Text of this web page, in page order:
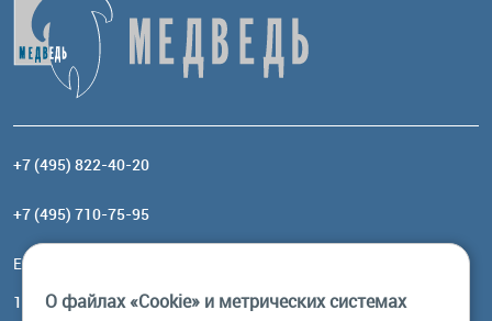
+7 (495) 822-40-20
+7 (495) 710-75-95
Email:
117485, Москва, ул. Профсоюзная, 84/32, корп 1
О файлах «Cookie» и метрических системах